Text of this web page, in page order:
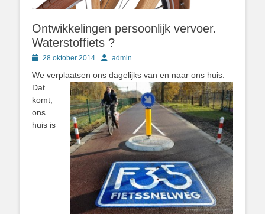
Ontwikkelingen persoonlijk vervoer.
Waterstoffiets ?
Geplaatst
28 oktober 2014 Authoradmin
We verplaatsen ons dagelijks van en naar ons huis.
Dat
komt,
ons
huis is